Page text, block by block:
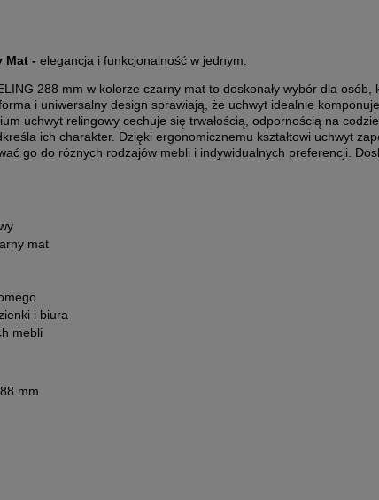
Mat - elegancja i funkcjonalność w jednym.
288 mm w kolorze czarny mat to doskonały wybór dla
i uniwersalny design sprawiają, że uchwyt idealnie
uchwyt relingowy cechuje się trwałością, odpornością na
ich charakter. Dzięki ergonomicznemu kształtowi uchwyt
go do różnych rodzajów mebli i indywidualnych preferencji.
mat
i biura
mebli
mm